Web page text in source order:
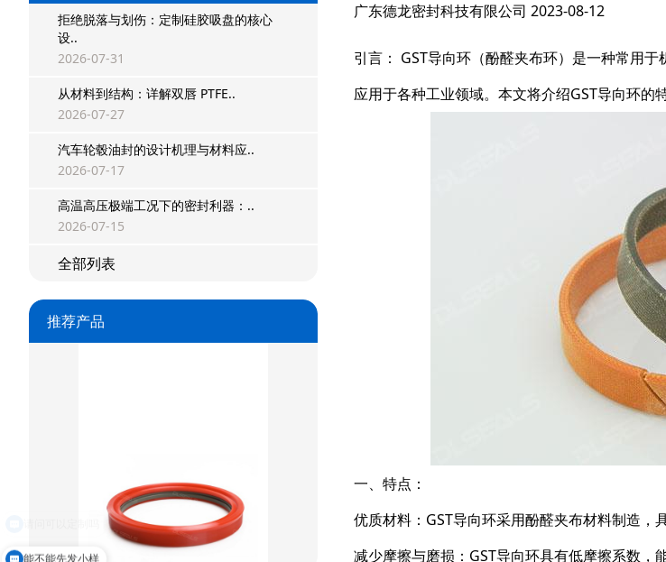
拒绝脱落与划伤：定制硅胶吸盘的核心
设..
2026-07-31
从材料到结构：详解双唇 PTFE..
2026-07-27
汽车轮毂油封的设计机理与材料应..
2026-07-17
高温高压极端工况下的密封利器：..
2026-07-15
全部列表
推荐产品
方形组合封
星型双O组合
阶梯组合封
广东德龙密封科技有限公司 2023-08-12
引言： GST导向环（酚醛夹布环）是一种常用
应用于各种工业领域。本文将介绍GST导向环的
一、特点：
优质材料：GST导向环采用酚醛夹布材料制造，
减少摩擦与磨损：GST导向环具有低摩擦系数，
能不能先发小样